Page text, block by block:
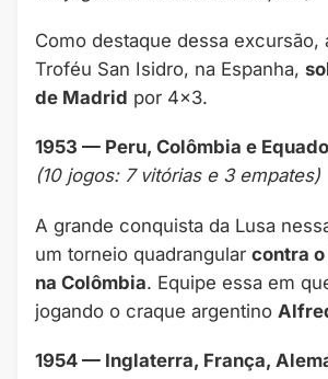
Como destaque dessa excursão,
Troféu San Isidro, na Espanha,
de Madrid por 4×3.
1953 — Peru, Colômbia e
(10 jogos: 7 vitórias e 3 empates)
A grande conquista da Lusa
um torneio quadrangular contra
na Colômbia. Equipe essa em
jogando o craque argentino
1954 — Inglaterra, França,